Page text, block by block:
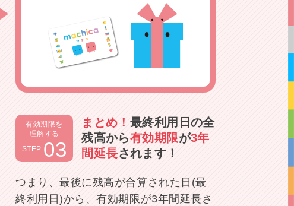
有効期限を
理解する
STEP 03
まとめ！ 最終利用日の全
残高から有効期限が3年
間延長されます！
つまり、最後に残高が合算された日(最
終利用日)から、有効期限が3年間延長さ